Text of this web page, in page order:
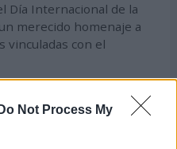
Do Not Process My
Día Internacional de la
merecido homenaje a
vinculadas con el